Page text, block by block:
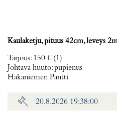
Kaulaketju, pituus 42cm, leveys
Tarjous: 150 € (1)
Johtava huuto:pupienus
Hakaniemen Pantti
20.8.2026 19:38:00